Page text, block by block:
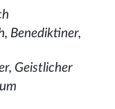
Benediktiner,
Geistlicher